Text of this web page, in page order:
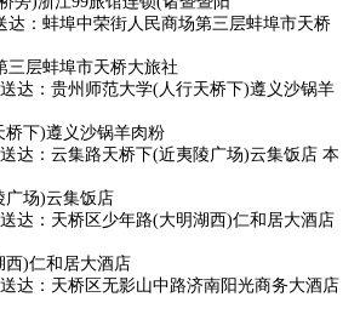
达：蚌埠中荣街人民商场第三层蚌埠市天桥
三层蚌埠市天桥大旅社
达：贵州师范大学(人行天桥下)遵义沙锅羊
桥下)遵义沙锅羊肉粉
达：云集路天桥下(近夷陵广场)云集饭店 本
广场)云集饭店
达：天桥区少年路(大明湖西)仁和居大酒店
西)仁和居大酒店
达：天桥区无影山中路济南阳光商务大酒店